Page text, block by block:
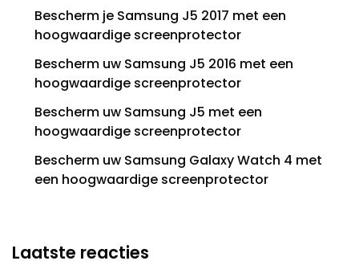
Bescherm je Samsung J5 2017 met een
hoogwaardige screenprotector
Bescherm uw Samsung J5 2016 met een
hoogwaardige screenprotector
Bescherm uw Samsung J5 met een
hoogwaardige screenprotector
Bescherm uw Samsung Galaxy Watch 4 met
een hoogwaardige screenprotector
Laatste reacties